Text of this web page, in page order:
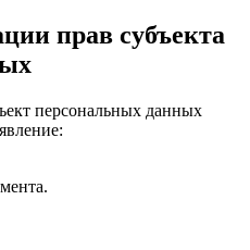
прав субъекта
персональных данных